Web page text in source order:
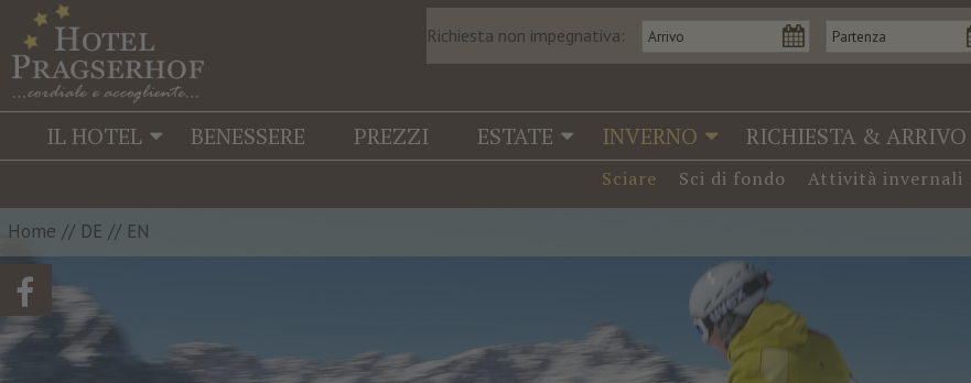
Richiesta non impegnativa:
IL HOTEL BENESSERE PREZZI ESTATE INVERNO
Sciare Sci di fondo Attività invernali
RICHIESTA & ARRIVO
Home // DE // EN